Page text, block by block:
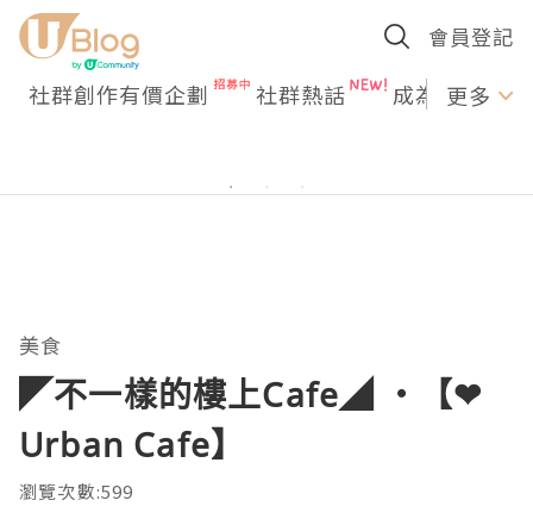
會員登記
社群創作有價企劃 社群熱話 成為U更多
美食
◤不一樣的樓上Cafe◢ ‧【❤
Urban Cafe】
瀏覽次數:599